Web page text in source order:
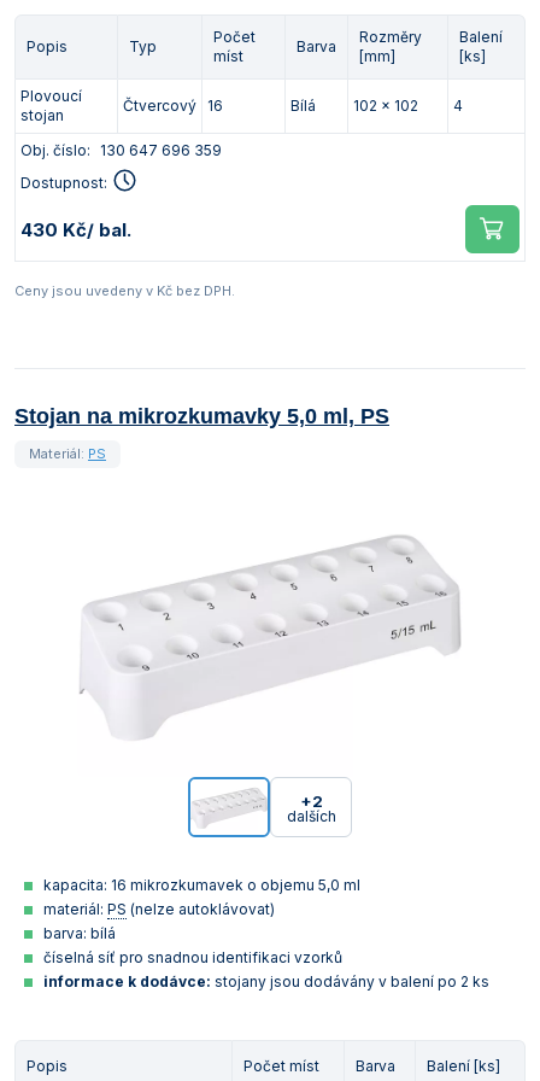
Popis Typ
Počet
míst
Barva
Rozměry
[mm]
Balení
[ks]
Plovoucí
stojan
Čtvercový 16 Bílá 102 x 102 4
Obj. číslo:
130 647 696 359
Dostupnost:
430 Kč/ bal.
Ceny jsou uvedeny v Kč bez DPH.
Stojan na mikrozkumavky 5,0 ml, PS
+2
dalších
Materiál: PS
kapacita: 16 mikrozkumavek o objemu 5,0 ml
materiál: PS (nelze autoklávovat)
barva: bílá
číselná síť pro snadnou identifikaci vzorků
informace k dodávce: stojany jsou dodávány v balení po 2 ks
Popis Počet míst Barva Balení [ks]